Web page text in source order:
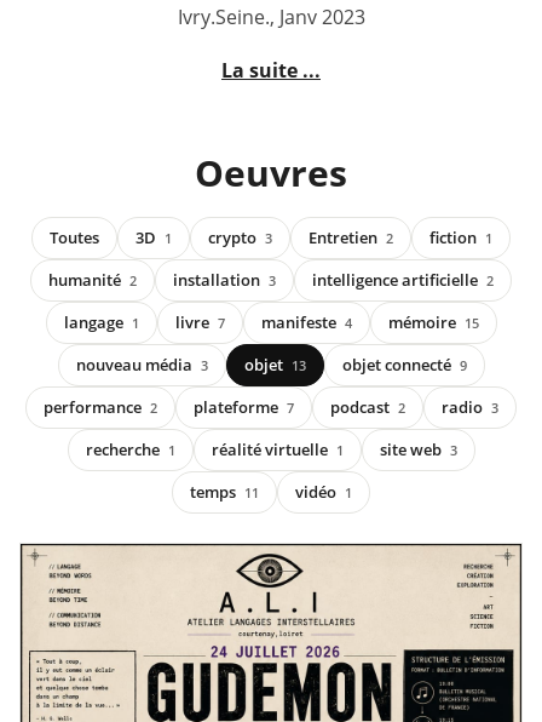
Ivry.Seine., Janv 2023
La suite ...
Oeuvres
Toutes 3D 1 crypto 3 Entretien 2 fiction 1
humanité 2 installation 3 intelligence artificielle 2
langage 1 livre 7 manifeste 4 mémoire 15
nouveau média 3 objet 13 objet connecté 9
performance 2 plateforme 7 podcast 2 radio 3
recherche 1 réalité virtuelle 1 site web 3
temps 11 vidéo 1